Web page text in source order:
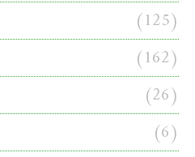
(125)
(162)
(26)
(6)